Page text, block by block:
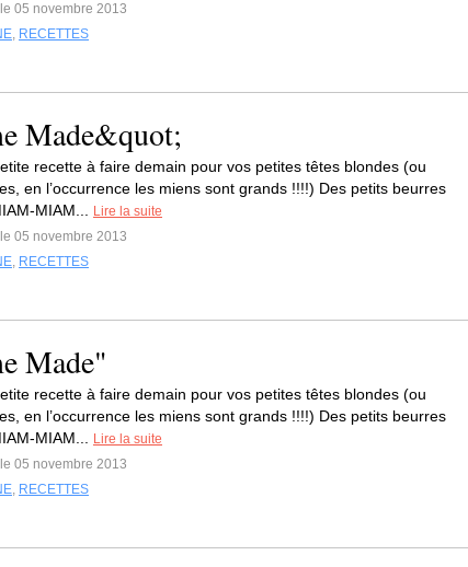
05 novembre 2013
, RECETTES
Made&quot;
recette à faire demain pour vos petites têtes blondes (ou
en l’occurrence les miens sont grands !!!!) Des petits beurres
MIAM...
Lire la suite
05 novembre 2013
, RECETTES
Made"
recette à faire demain pour vos petites têtes blondes (ou
en l’occurrence les miens sont grands !!!!) Des petits beurres
MIAM...
Lire la suite
05 novembre 2013
, RECETTES